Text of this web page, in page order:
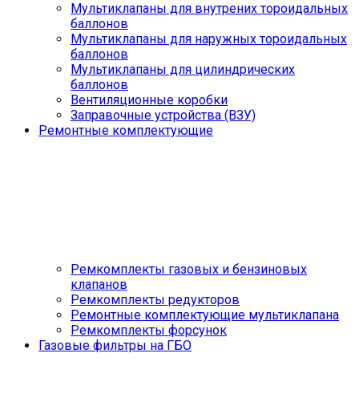
Мультиклапаны для внутрених тороидальных
баллонов
Мультиклапаны для наружных тороидальных
баллонов
Мультиклапаны для цилиндрических
баллонов
Вентиляционные коробки
Заправочные устройства (ВЗУ)
Ремонтные комплектующие
Ремкомплекты газовых и бензиновых
клапанов
Ремкомплекты редукторов
Ремонтные комплектующие мультиклапана
Ремкомплекты форсунок
Газовые фильтры на ГБО